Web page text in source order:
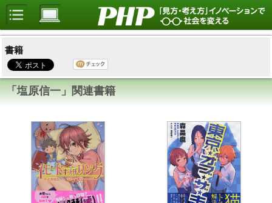
書籍
「塩原信一」関連書籍